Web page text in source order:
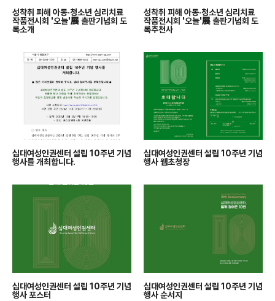
성착취 피해 아동·청소년 심리치료
작품전시회 '오늘'展 출판기념회 도
록소개
성착취 피해 아동·청소년 심리치료
작품전시회 '오늘'展 출판기념회 도
록추천사
십대여성인권센터 설립 10주년 기념
행사를 개최합니다.
십대여성인권센터 설립 10주년 기념
행사 웹초청장
십대여성인권센터 설립 10주년 기념
행사 포스터
십대여성인권센터 설립 10주년 기념
행사 순서지